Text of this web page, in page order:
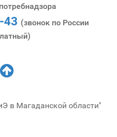
43 (звонок по России
в Магаданской области"